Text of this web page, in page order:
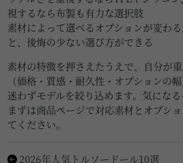
視するなら布製も有力な選択肢
素材によって選べるオプションが変わ
と、後悔の少ない選び方ができる
素材の特徴を押さえたうえで、自分が
（価格・質感・耐久性・オプションの
迷わずモデルを絞り込めます。気になる
まずは商品ページで対応素材とオプシ
てください。
2026年人気トルソードール10選